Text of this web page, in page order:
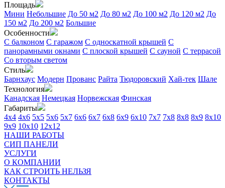
Площадь
Мини Небольшие До 50 м2 До 80 м2 До 100 м2 До 120 м2 До
150 м2 До 200 м2 Большие
Особенности
С балконом С гаражом С односкатной крышей С
панорамными окнами С плоской крышей С сауной С террасой
Со вторым светом
Стиль
Барнхаус Модерн Прованс Райта Тюдоровский Хай-тек Шале
Технология
Канадская Немецкая Норвежская Финская
Габариты
4х4 4х6 5х5 5х6 5х7 6х6 6х7 6х8 6х9 6х10 7х7 7х8 8х8 8х9 8х10
9х9 10х10 12х12
НАШИ РАБОТЫ
СИП ПАНЕЛИ
УСЛУГИ
О КОМПАНИИ
КАК СТРОИТЬ НЕЛЬЗЯ
КОНТАКТЫ